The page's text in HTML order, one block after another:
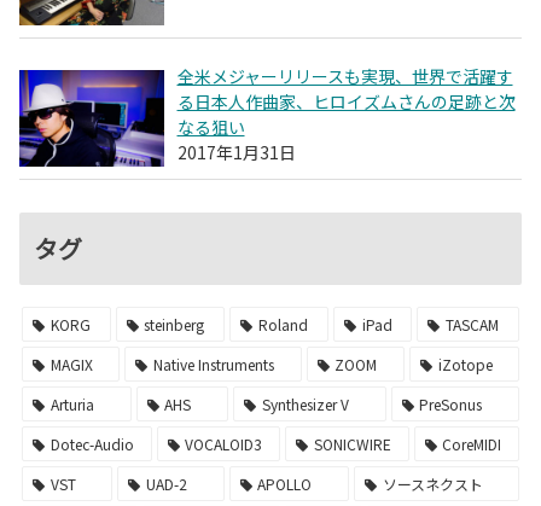
全米メジャーリリースも実現、世界で活躍す
る日本人作曲家、ヒロイズムさんの足跡と次
なる狙い
2017年1月31日
タグ
KORG steinberg Roland iPad
TASCAM
MAGIX
Native Instruments ZOOM
iZotope
Arturia
AHS Synthesizer V
PreSonus
Dotec-Audio
VOCALOID3 SONICWIRE
CoreMIDI
VST
UAD-2 APOLLO
ソースネクスト